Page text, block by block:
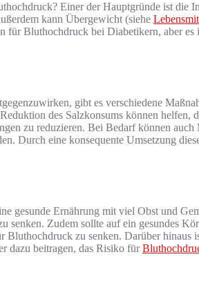
Einer der Hauptgründe ist die
kann Übergewicht (siehe
für Bluthochdruck bei Diabetikern, aber
gibt es verschiedene
des Salzkonsums können helfen,
zu reduzieren. Bei Bedarf können auch
Durch eine konsequente Umsetzung
gesunde Ernährung mit viel Obst und
Zudem sollte auf ein gesundes
zu senken. Darüber hinaus
dazu beitragen, das Risiko für